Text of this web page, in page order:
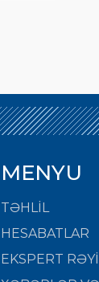
MENYU
TƏHLİL
HESABATLAR
EKSPERT RƏYİ